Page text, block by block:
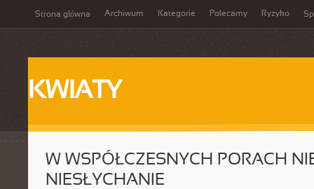
Strona główna Archiwum Kategorie Polecamy Ryzyko
KWIATY
W WSPÓŁCZESNYCH PORACH
NIESŁYCHANIE